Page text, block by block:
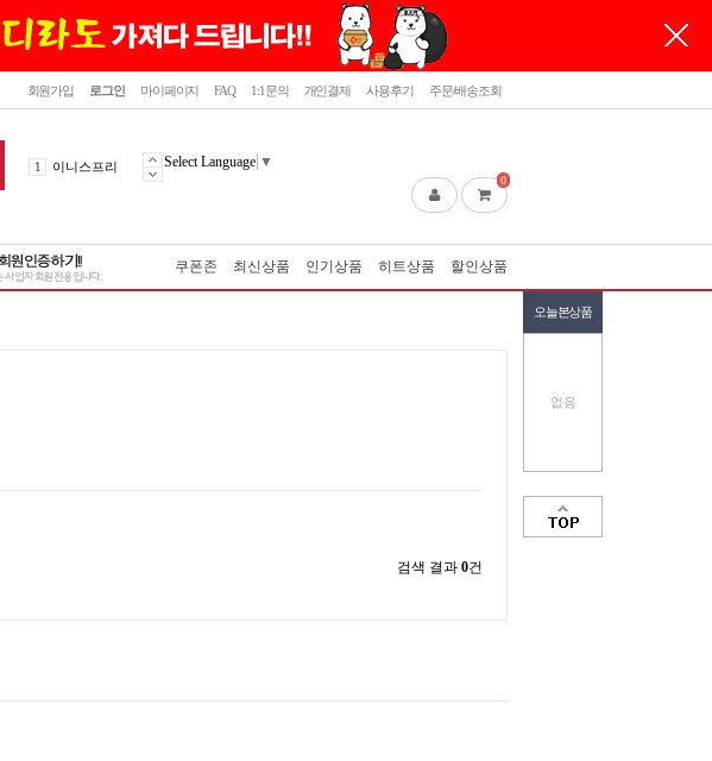
닫기
회원가입 로그인 마이페이지 FAQ 1:1문의 개인결제 사용후기 주문/배송조회
1
4 메디힐
5 라네즈
Select Language ▼
0
쿠폰존 최신상품 인기상품 히트상품 할인상품
오늘본상품
없음
검색 결과 0건